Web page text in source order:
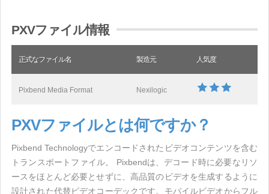
PXVファイル情報
正式なファイル名 製造元 人気度
Pixbend Media Format Nexilogic
PXVファイルとは何ですか？
Pixbend Technologyでエンコードされたビデオコンテンツを含む
トランスポートファイル。 Pixbendは、デコード時に必要なリソ
ースをほとんど必要とせずに、高品質のビデオを生成するように
設計された代替ビデオコーデックです。モバイルビデオからフル